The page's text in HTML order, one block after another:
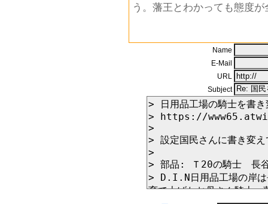
う。藩王とわかっても態度
Name
E-Mail
URL
Subject